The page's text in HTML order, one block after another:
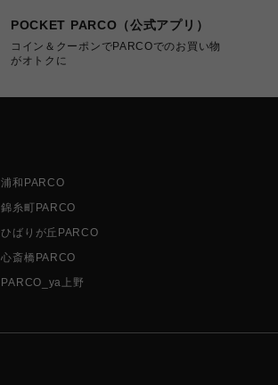
POCKET PARCO（公式アプリ）
コイン＆クーポンでPARCOでのお買い物
がオトクに
浦和PARCO
錦糸町PARCO
ひばりが丘PARCO
心斎橋PARCO
PARCO_ya上野